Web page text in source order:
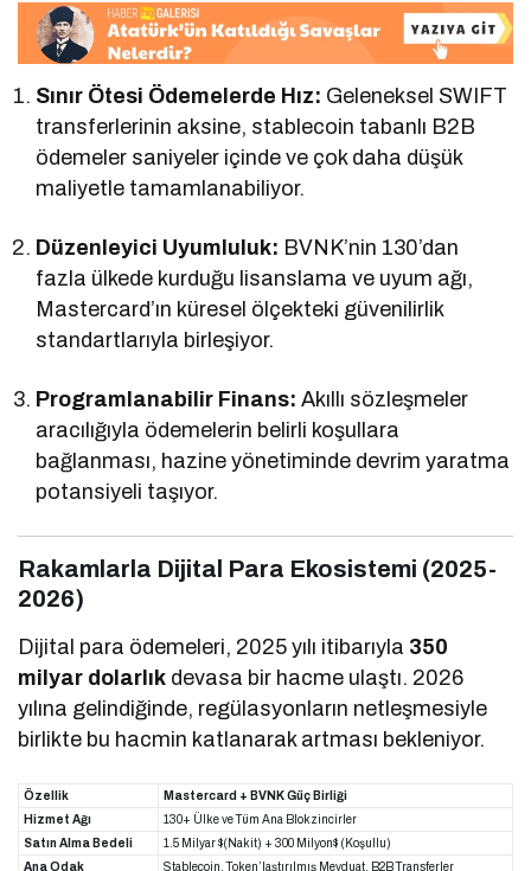
Sınır Ötesi Ödemelerde Hız: Geleneksel SWIFT
transferlerinin aksine, stablecoin tabanlı B2B
ödemeler saniyeler içinde ve çok daha düşük
maliyetle tamamlanabiliyor.
Düzenleyici Uyumluluk: BVNK’nin 130’dan
fazla ülkede kurduğu lisanslama ve uyum ağı,
Mastercard’ın küresel ölçekteki güvenilirlik
standartlarıyla birleşiyor.
Programlanabilir Finans: Akıllı sözleşmeler
aracılığıyla ödemelerin belirli koşullara
bağlanması, hazine yönetiminde devrim yaratma
potansiyeli taşıyor.
Rakamlarla Dijital Para Ekosistemi (2025-
2026)
Dijital para ödemeleri, 2025 yılı itibarıyla 350
milyar dolarlık devasa bir hacme ulaştı. 2026
yılına gelindiğinde, regülasyonların netleşmesiyle
birlikte bu hacmin katlanarak artması bekleniyor.
Özellik
Mastercard + BVNK Güç Birliği
Hizmet Ağı
130+ Ülke ve Tüm Ana Blokzincirler
Satın Alma Bedeli
1.5 Milyar$(Nakit) + 300 Milyon$ (Koşullu)
Ana Odak
Stablecoin, Token’laştırılmış Mevduat, B2B Transferler